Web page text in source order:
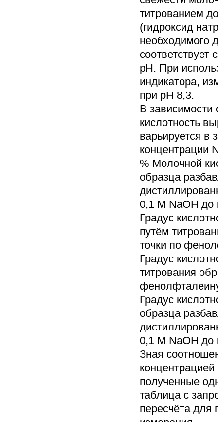
титрованием
(гидроксид
необходимого
соответствует
рН. При
индикатора,
при рН 8,3.
В зависимости
кислотность
варьируется в
концентрации
% Молочной
образца
0,1 М NaOH до
Градус
путём
точки по
Градус
титрования
Градус
образца
0,1 М NaOH до
Зная
полученные
таблица с
пересчёта